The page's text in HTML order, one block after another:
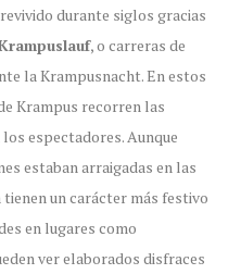
durante siglos gracias
, o carreras de
la Krampusnacht. En estos
Krampus recorren las
espectadores. Aunque
estaban arraigadas en las
un carácter más festivo
en lugares como
ver elaborados disfraces